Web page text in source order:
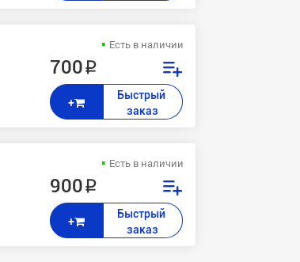
1460, 1355, 750CW, 770CW, 560CN, 540CN, 353C, 357C,
Есть в наличии
700 ₽
+
Быстрый
заказ
1460, 1355, 750CW, 770CW, 560CN, 540CN, 353C, 357C,
Есть в наличии
900 ₽
+
Быстрый
заказ